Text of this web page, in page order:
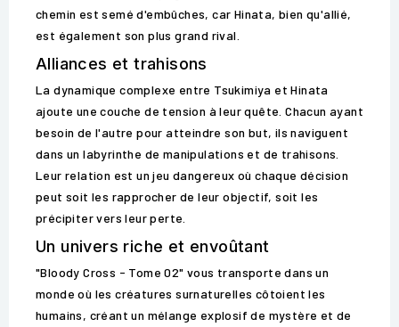
chemin est semé d'embûches, car Hinata, bien qu'allié,
est également son plus grand rival.
Alliances et trahisons
La dynamique complexe entre Tsukimiya et Hinata
ajoute une couche de tension à leur quête. Chacun ayant
besoin de l'autre pour atteindre son but, ils naviguent
dans un labyrinthe de manipulations et de trahisons.
Leur relation est un jeu dangereux où chaque décision
peut soit les rapprocher de leur objectif, soit les
précipiter vers leur perte.
Un univers riche et envoûtant
"Bloody Cross - Tome 02" vous transporte dans un
monde où les créatures surnaturelles côtoient les
humains, créant un mélange explosif de mystère et de